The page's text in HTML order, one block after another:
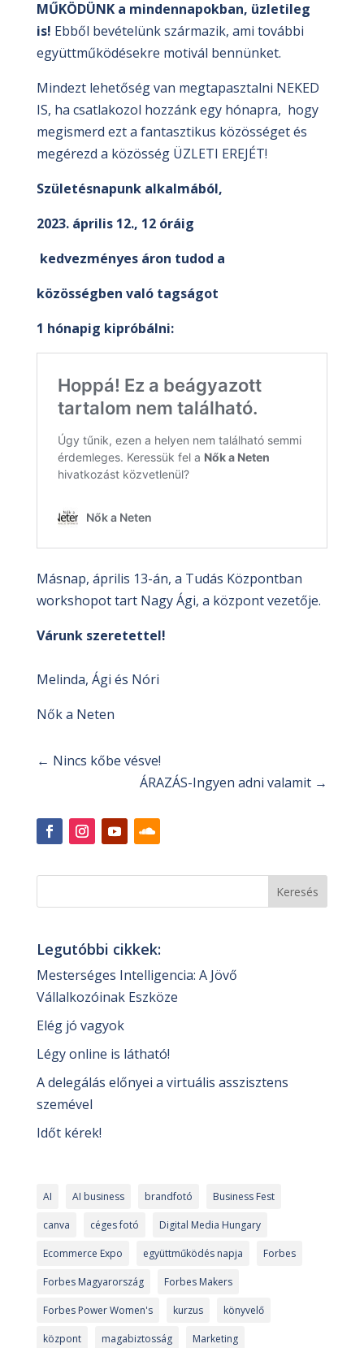
MŰKÖDÜNK a mindennapokban, üzletileg
is! Ebből bevételünk származik, ami további
együttműködésekre motivál bennünket.
Mindezt lehetőség van megtapasztalni NEKED
IS, ha csatlakozol hozzánk egy hónapra, hogy
megismerd ezt a fantasztikus közösséget és
megérezd a közösség ÜZLETI EREJÉT!
Születésnapunk alkalmából,
2023. április 12., 12 óráig
kedvezményes áron tudod a
közösségben való tagságot
1 hónapig kipróbálni:
Másnap, április 13-án, a Tudás Központban
workshopot tart Nagy Ági, a központ vezetője.
Várunk szeretettel!
Melinda, Ági és Nóri
Nők a Neten
← Nincs kőbe vésve!
ÁRAZÁS-Ingyen adni valamit →
Legutóbbi cikkek:
Mesterséges Intelligencia: A Jövő
Vállalkozóinak Eszköze
Elég jó vagyok
Légy online is látható!
A delegálás előnyei a virtuális asszisztens
szemével
Időt kérek!
AI AI business brandfotó Business Fest
canva céges fotó Digital Media Hungary
Ecommerce Expo együttműködés napja Forbes
Forbes Magyarország Forbes Makers
Forbes Power Women's kurzus könyvelő
központ magabiztosság Marketing